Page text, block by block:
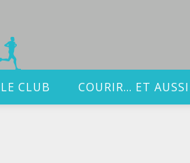
LE CLUB COURIR… ET